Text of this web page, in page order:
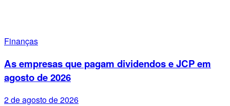
Finanças
As empresas que pagam dividendos e JCP em
agosto de 2026
2 de agosto de 2026